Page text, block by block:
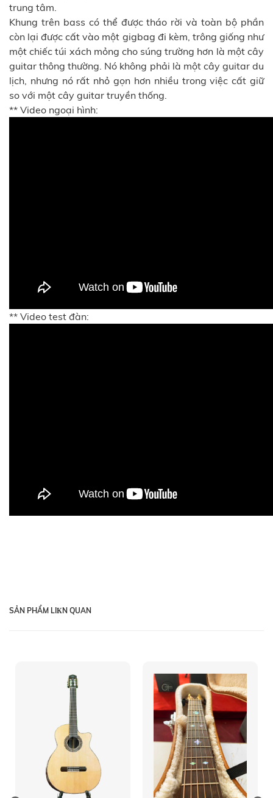
trung tâm.
Khung trên bass có thể được tháo rời và toàn bộ phần
còn lại được cất vào một gigbag đi kèm, trông giống như
một chiếc túi xách mỏng cho súng trường hơn là một cây
guitar thông thường. Nó không phải là một cây guitar du
lịch, nhưng nó rất nhỏ gọn hơn nhiều trong việc cất giữ
so với một cây guitar truyền thống.
** Video ngoại hình:
** Video test đàn:
SẢN PHẨM LIКN QUAN